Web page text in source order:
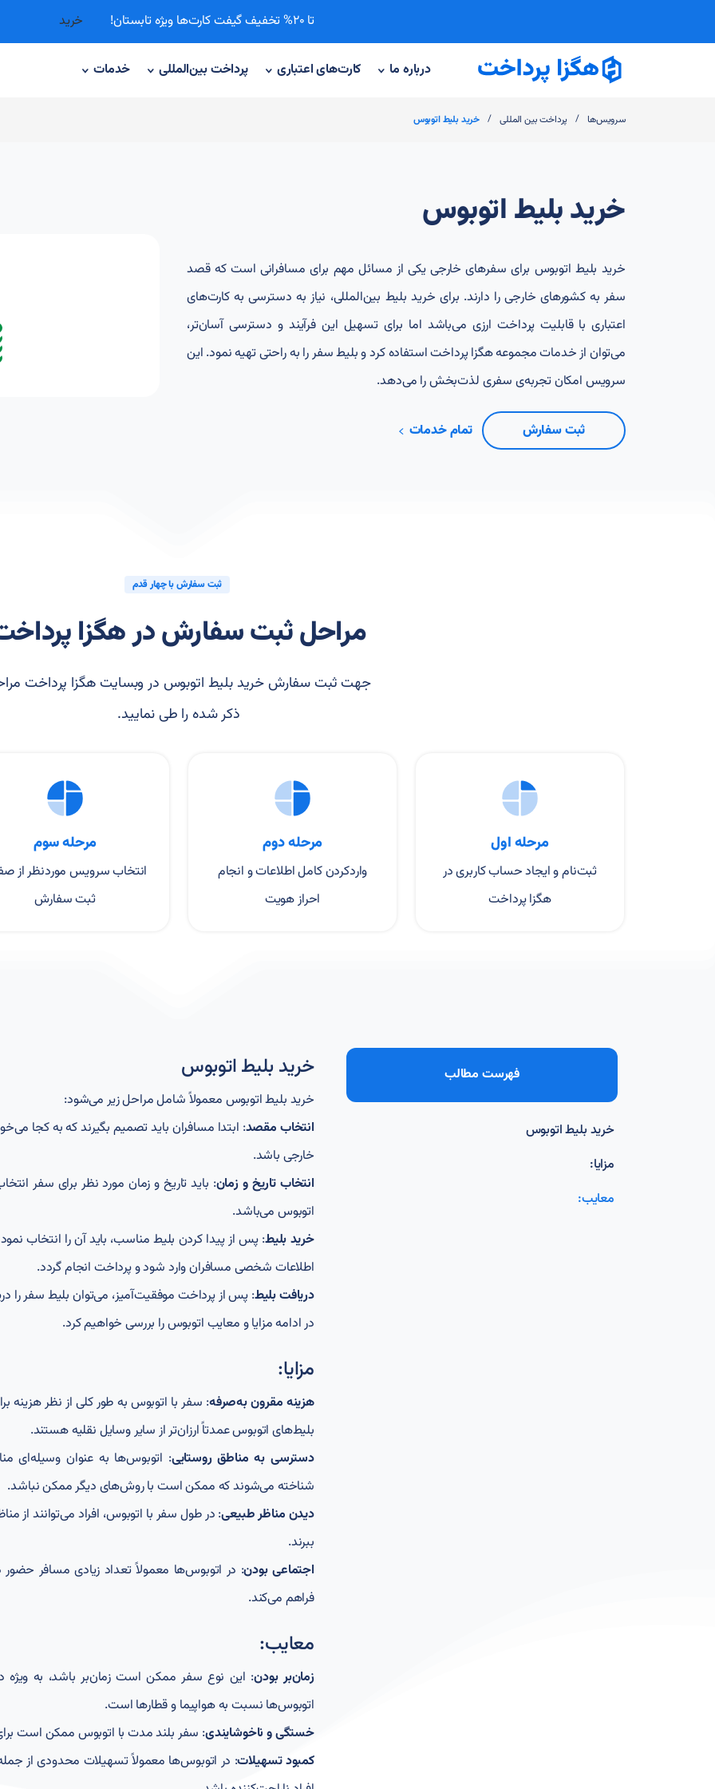
تا 20% تخفیف گیفت کارت‌ها ویژه تابستان! خرید
درباره ما کارت‌های اعتباری پرداخت‌ بین‌المللی خدمات
سرویس‌ها / پرداخت بین المللی / خرید بلیط اتوبوس
خرید بلیط اتوبوس
خرید بلیط اتوبوس برای سفرهای خارجی یکی از مسائل مهم برای مسافرانی است که قصد
سفر به کشورهای خارجی را دارند. برای خرید بلیط بین‌المللی، نیاز به دسترسی به کارت‌های
اعتباری با قابلیت پرداخت ارزی می‌باشد اما برای تسهیل این فرآیند و دسترسی آسان‌تر،
می‌توان از خدمات مجموعه هگزا پرداخت استفاده کرد و بلیط سفر را به راحتی تهیه نمود. این
سرویس امکان تجربه‌ی سفری لذت‌بخش را می‌دهد.
ثبت سفارش تمام خدمات
ثبت سفارش با چهار قدم
مراحل ثبت سفارش در هگزا
جهت ثبت سفارش خرید بلیط اتوبوس در وبسایت هگزا پرداخت
ذکر شده را طی نمایید.
مرحله اول
ثبت‌نام و ایجاد حساب کاربری در
هگزا پرداخت
مرحله دوم
واردکردن کامل اطلاعات و انجام
احراز هویت
مرحله سوم
انتخاب سرویس موردنظر از
ثبت سفارش
فهرست مطالب
خرید بلیط اتوبوس
مزایا:
معایب:
خرید بلیط اتوبوس
خرید بلیط اتوبوس معمولاً شامل مراحل زیر می‌شود:
انتخاب مقصد: ابتدا مسافران باید تصمیم بگیرند که به کجا
خارجی باشد.
انتخاب تاریخ و زمان: باید تاریخ و زمان مورد نظر برای سفر
اتوبوس می‌باشد.
خرید بلیط: پس از پیدا کردن بلیط مناسب، باید آن را انتخاب
اطلاعات شخصی مسافران وارد شود و پرداخت انجام گردد.
دریافت بلیط: پس از پرداخت موفقیت‌آمیز، می‌توان بلیط سفر را
در ادامه مزایا و معایب اتوبوس را بررسی خواهیم کرد.
مزایا:
هزینه مقرون به‌صرفه: سفر با اتوبوس به طور کلی از نظر هزینه
بلیط‌های اتوبوس عمدتاً ارزان‌تر از سایر وسایل نقلیه هستند.
دسترسی به مناطق روستایی: اتوبوس‌ها به عنوان وسیله‌ای
شناخته می‌شوند که ممکن است با روش‌های دیگر ممکن نباشد.
دیدن مناظر طبیعی: در طول سفر با اتوبوس، افراد می‌توانند از
ببرند.
اجتماعی بودن: در اتوبوس‌ها معمولاً تعداد زیادی مسافر حضور
فراهم می‌کند.
معایب:
زمان‌بر بودن: این نوع سفر ممکن است زمان‌بر باشد، به
اتوبوس‌ها نسبت به هواپیما و قطارها است.
خستگی و ناخوشایندی: سفر بلند مدت با اتوبوس ممکن است
کمبود تسهیلات: در اتوبوس‌ها معمولاً تسهیلات محدودی از